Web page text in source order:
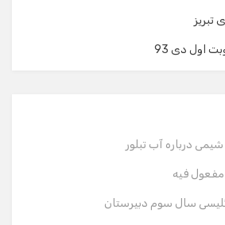
درباره آب تبلور
فیه
سال سوم دبیرستان
هوشمند
لطفاً شماره تماس یا ایمیل خود را